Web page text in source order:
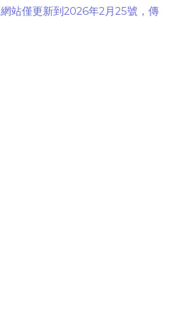
站僅更新到2026年2月25號，傳